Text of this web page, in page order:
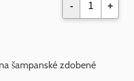
- +
šampanské zdobené